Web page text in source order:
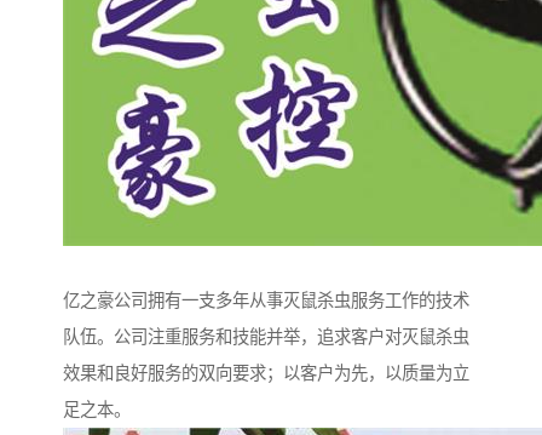
亿之豪公司拥有一支多年从事灭鼠杀虫服务工作的技术
队伍。公司注重服务和技能并举，追求客户对灭鼠杀虫
效果和良好服务的双向要求；以客户为先，以质量为立
足之本。